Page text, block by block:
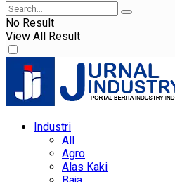
No Result
View All Result
Industri
All
Agro
Alas Kaki